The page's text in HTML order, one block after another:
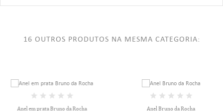
16 OUTROS PRODUTOS NA MESMA CATEGORIA:
Anel em prata Bruno da Rocha Anel Bruno da Rocha